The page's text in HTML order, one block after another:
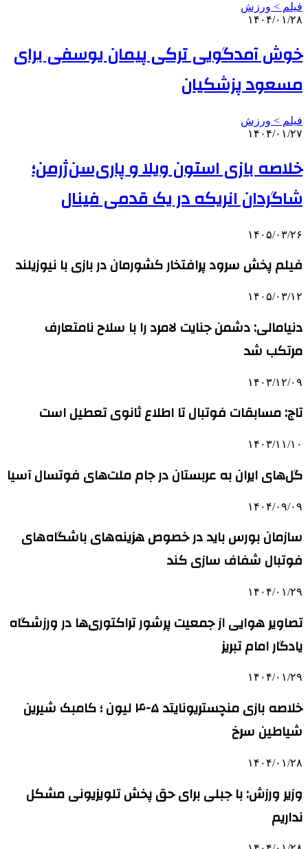
فیلم > ورزش
۱۴۰۴/۰۱/۲۸
خوش آمدگویی ترکی پیمان یوسفی برای
مسعود پزشکیان
فیلم > ورزش
۱۴۰۴/۰۱/۲۷
خلاصه بازی استون ویلا و پاری‌سن‌ژرمن؛
شاگردان انریکه در یک قدمی فینال
۱۴۰۵/۰۳/۲۶
فیلم پخش سرود پرافتخار کشورمان در بازی با نیوزیلند
۱۴۰۵/۰۳/۱۲
دنیامالی: دشمن جنایت لامرد را با سلاح نامتعارف
مرتکب شد
۱۴۰۳/۱۲/۰۹
تاج: مسابقات فوتبال تا اطلاع ثانوی تعطیل است
۱۴۰۳/۱۱/۱۰
گل‌های ایران به عربستان در جام ملت‌های فوتسال آسیا
۱۴۰۴/۰۹/۰۹
سازمان بورس باید در خصوص هزینه‌های باشگاه‌های
فوتبال شفاف سازی کند
۱۴۰۴/۰۱/۲۹
تصاویر هوایی از جمعیت پرشور تراکتوری‌ها در ورزشگاه
یادگار امام تبریز
۱۴۰۴/۰۱/۲۹
خلاصه بازی منچستریونایتد ۵-۴ لیون ؛ کامبک شیرین
شیاطین سرخ
۱۴۰۴/۰۱/۲۸
وزیر ورزش: با جبلی برای حق پخش تلویزیونی مشکل
نداریم